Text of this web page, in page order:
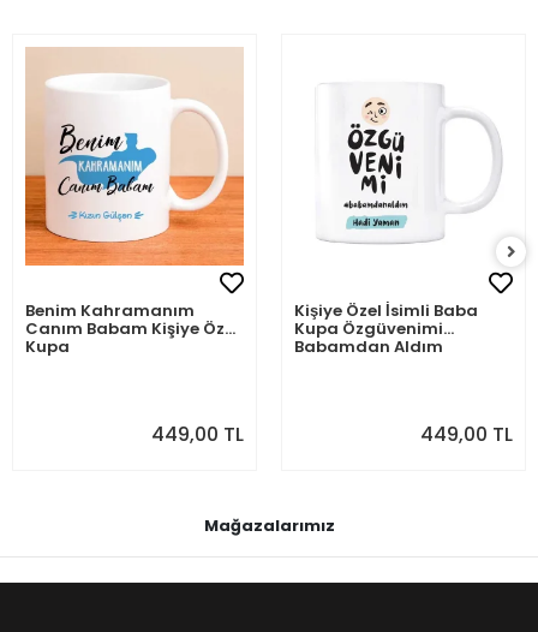
Benim Kahramanım
Canım Babam Kişiye Özel
Kupa
449,00 TL
Kişiye Özel İsimli Baba
Kupa Özgüvenimi
Babamdan Aldım
449,00 TL
Mağazalarımız